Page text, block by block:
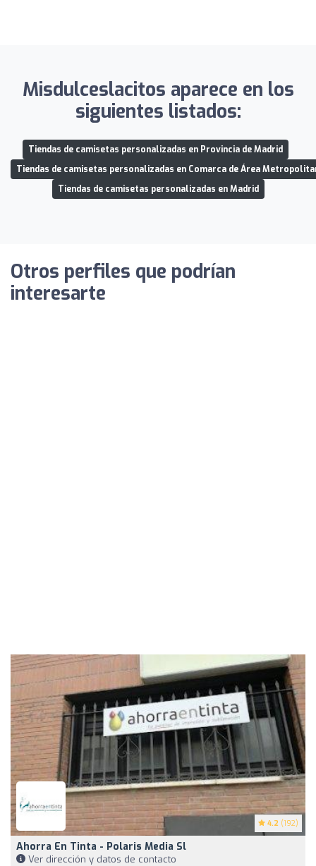
Misdulceslacitos aparece en los
siguientes listados:
Tiendas de camisetas personalizadas en Provincia de Madrid
Tiendas de camisetas personalizadas en Comarca de Área
Tiendas de camisetas personalizadas en Madrid
Otros perfiles que podrían
interesarte
4.2 (192)
Ahorra En Tinta - Polaris Media Sl
Ver dirección y datos de contacto